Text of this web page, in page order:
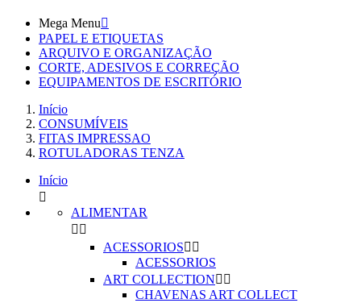
Mega Menu
PAPEL E ETIQUETAS
ARQUIVO E ORGANIZAÇÃO
CORTE, ADESIVOS E CORREÇÃO
EQUIPAMENTOS DE ESCRITÓRIO
Início
CONSUMÍVEIS
FITAS IMPRESSAO
ROTULADORAS TENZA
Início

ALIMENTAR
 
ACESSORIOS 
ACESSORIOS
ART COLLECTION 
CHAVENAS ART COLLECT